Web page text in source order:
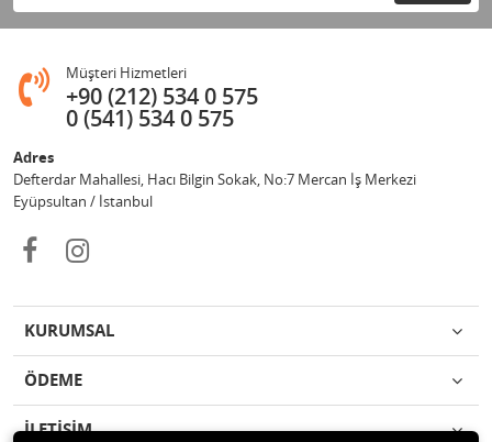
Müşteri Hizmetleri
+90 (212) 534 0 575
0 (541) 534 0 575
Adres
Defterdar Mahallesi, Hacı Bilgin Sokak, No:7 Mercan İş Merkezi
Eyüpsultan / İstanbul
KURUMSAL
ÖDEME
İLETİŞİM